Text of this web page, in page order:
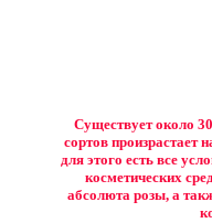
Существует около
сортов произрастает
для этого есть все
косметических
абсолюта розы, а